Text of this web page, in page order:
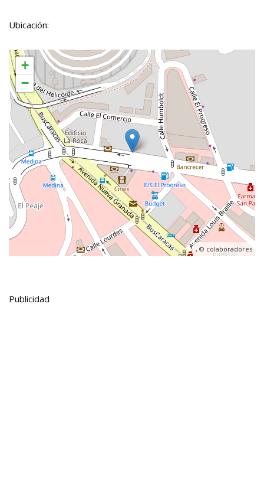
Ubicación:
+
−
, © colaboradores
Publicidad